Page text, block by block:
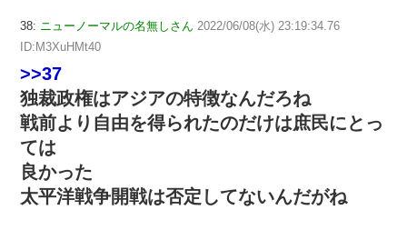
38: ニューノーマルの名無しさん 2022/06/08(水) 23:19:34.76
ID:M3XuHMt40
>>37
独裁政権はアジアの特徴なんだろね
戦前より自由を得られたのだけは庶民にとっ
ては
良かった
太平洋戦争開戦は否定してないんだがね